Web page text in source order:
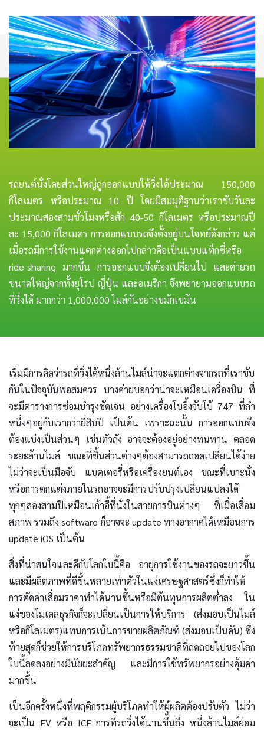
รถยนต์นั่งโดยส่วนใหญ่ถูกออกแบบให้วิ่งได้ประมาณ 150,000
กิโลเมตร หรือประมาณ 10 ปี โดยมีสมมุติฐานว่าเราขับวันละ
ประมาณสองสามชั่วโมงหรือสัก 40-50 กิโลเมตร หรือประมาณปี
ละ 15,000 กิโลเมตร การออกแบบรถจึงตั้งอยู่บนโจทย์ดังกล่าว แต่
เมื่อรถมีการใช้งานแตกต่างออกไปกล่าวคือเป็นแบบแท็กซี่หรือ
ride-sharing มากขึ้น การออกแบบจึงต้องเปลี่ยนไป และค่ายรถ
ขนาดใหญ่จากทั้งยุโรป ญี่ปุ่น และอเมริกา จึงพยายามออกแบบรถ
ที่วิ่งได้ มากกว่า 1,000,000 ไมล์กันอย่างขมักเขม้น
เริ่มมีการคิดว่ารถที่วิ่งได้หนึ่งล้านไมล์น่าจะแตกต่างจากรถที่เราขับ
กันในปัจจุบันพอสมควร บางค่ายบอกว่าน่าจะเหมือนเครื่องบิน ที่
จะมีตารางการซ่อมบำรุงชัดเจน อย่างเครื่องโบอิ้งจับโบ้ 747 ที่ลำ
หนึ่งๆอยู่กับเรากว่ายี่สิบปี เป็นต้น เพราะฉะนั้น การออกแบบจึง
ต้องแบ่งเป็นส่วนๆ เช่นตัวถัง อาจจะต้องอยู่อย่างทนทาน ตลอด
ระยะล้านไมล์ ขณะที่ชิ้นส่วนต่างๆต้องสามารถถอดเปลี่ยนได้ง่าย
ไม่ว่าจะเป็นมือจับ แบตเตอรี่หรือเครื่องยนต์เอง ขณะที่เบาะนั่ง
หรือการตกแต่งภายในรถอาจจะมีการปรับปรุงเปลี่ยนแปลงได้
ทุกๆสองสามปีเหมือนเก้าอี้ที่นั่งในสายการบินต่างๆ ที่เมื่อเสื่อม
สภาพ รวมถึง software ก็อาจจะ update ทางอากาศได้เหมือนการ
update iOS เป็นต้น
สิ่งที่น่าสนใจและดีกับโลกใบนี้คือ อายุการใช้งานของรถจะยาวขึ้น
และมีผลิตภาพที่ดีขึ้นหลายเท่าตัวในแง่เศรษฐศาสตร์ซึ่งก็ทำให้
การตัดค่าเสื่อมราคาทำได้นานขึ้นหรือมีต้นทุนการผลิตต่ำลง ใน
แง่ของโมเดลธุรกิจก็จะเปลี่ยนเป็นการให้บริการ (ส่งมอบเป็นไมล์
หรือกิโลเมตร)แทนการเน้นการขายผลิตภัณฑ์ (ส่งมอบเป็นคัน) ซึ่ง
ท้ายสุดก็ช่วยให้การบริโภคทรัพยากรธรรมชาติที่ถดถอยไปของโลก
ใบนี้ลดลงอย่างมีนัยยะสำคัญ และมีการใช้ทรัพยากรอย่างคุ้มค่า
มากขึ้น
เป็นอีกครั้งหนึ่งที่พฤติกรรมผู้บริโภคทำให้ผู้ผลิตต้องปรับตัว ไม่ว่า
จะเป็น EV หรือ ICE การที่รถวิ่งได้นานขึ้นถึง หนึ่งล้านไมล์ย่อม